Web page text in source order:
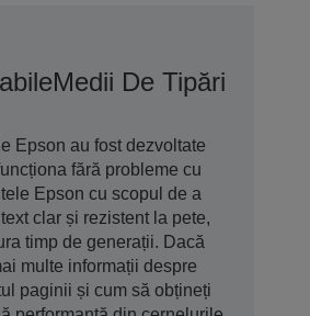
Medii De Tipărire
Epson au fost dezvoltate
fără probleme cu
Epson cu scopul de a
clar și rezistent la pete,
timp de generații. Dacă
multe informații despre
paginii și cum să obțineți